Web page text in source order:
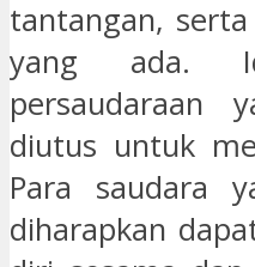
tantangan,
yang ada.
persaudaraan
diutus untuk
Para saudara
diharapkan